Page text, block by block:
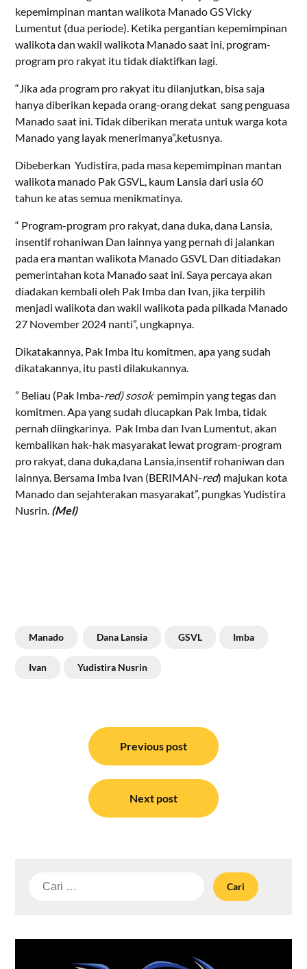
kepemimpinan mantan walikota Manado GS Vicky
Lumentut (dua periode). Ketika pergantian kepemimpinan
walikota dan wakil walikota Manado saat ini, program-
program pro rakyat itu tidak diaktifkan lagi.
“Jika ada program pro rakyat itu dilanjutkan, bisa saja
hanya diberikan kepada orang-orang dekat sang penguasa
Manado saat ini. Tidak diberikan merata untuk warga kota
Manado yang layak menerimanya”,ketusnya.
Dibeberkan Yudistira, pada masa kepemimpinan mantan
walikota manado Pak GSVL, kaum Lansia dari usia 60
tahun ke atas semua menikmatinya.
“ Program-program pro rakyat, dana duka, dana Lansia,
insentif rohaniwan Dan lainnya yang pernah di jalankan
pada era mantan walikota Manado GSVL Dan ditiadakan
pemerintahan kota Manado saat ini. Saya percaya akan
diadakan kembali oleh Pak Imba dan Ivan, jika terpilih
menjadi walikota dan wakil walikota pada pilkada Manado
27 November 2024 nanti”, ungkapnya.
Dikatakannya, Pak Imba itu komitmen, apa yang sudah
dikatakannya, itu pasti dilakukannya.
” Beliau (Pak Imba-red) sosok pemimpin yang tegas dan
komitmen. Apa yang sudah diucapkan Pak Imba, tidak
pernah diingkarinya. Pak Imba dan Ivan Lumentut, akan
kembalikan hak-hak masyarakat lewat program-program
pro rakyat, dana duka,dana Lansia,insentif rohaniwan dan
lainnya. Bersama Imba Ivan (BERIMAN-red) majukan kota
Manado dan sejahterakan masyarakat”, pungkas Yudistira
Nusrin. (Mel)
Manado Dana Lansia GSVL Imba
Ivan Yudistira Nusrin
Previous post
Next post
Cari